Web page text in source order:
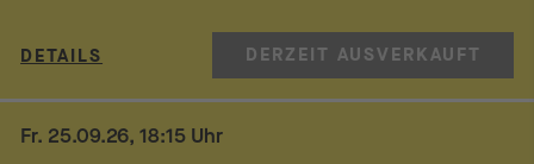
DETAILS DERZEIT AUSVERKAUFT
Fr. 25.09.26, 18:15 Uhr